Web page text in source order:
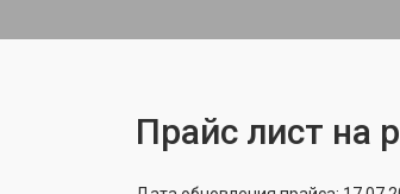
Прайс лист на